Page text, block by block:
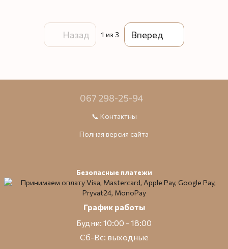
Назад 1 из 3 Вперед
067 298-25-94
📞 Контактны
Полная версия сайта
Безопасные платежи
График работы
Будни: 10:00 - 18:00
Сб-Вс: выходные